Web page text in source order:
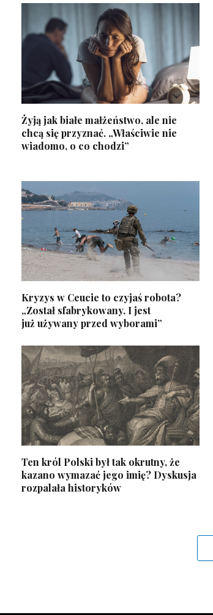
Żyją jak białe małżeństwo, ale nie
chcą się przyznać. „Właściwie nie
wiadomo, o co chodzi”
Kryzys w Ceucie to czyjaś robota?
„Został sfabrykowany. I jest
już używany przed wyborami”
Ten król Polski był tak okrutny, że
kazano wymazać jego imię? Dyskusja
rozpalała historyków